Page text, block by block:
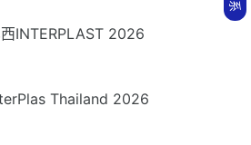
INTERPLAST 2026
Thailand 2026